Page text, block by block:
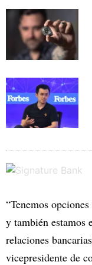
“Tenemos
y también estamos
relaciones
vicepresidente de